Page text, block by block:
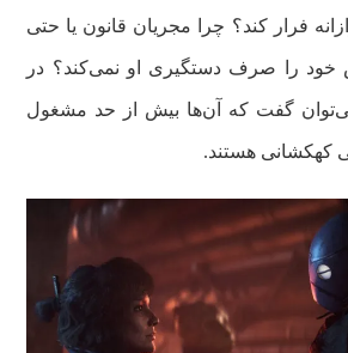
فرار کند؟ چرا مجریان قانون یا حتی
خود را صرف دستگیری او نمی‌کند؟ در
گفت که آن‌ها بیش از حد مشغول
کهکشانی هستند.